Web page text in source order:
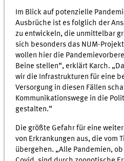
Im Blick auf potenzielle
Ausbrüche ist es folglich der
zu entwickeln, die unmittelbar
sich besonders das NUM-
wollen hier die
Beine stellen“, erklärt Karch.
wir die Infrastrukturen für eine
Versorgung in diesen Fällen
Kommunikationswege in die
gestalten.“
Die größte Gefahr für eine
von Erkrankungen aus, die vom
übergehen. „Alle Pandemien,